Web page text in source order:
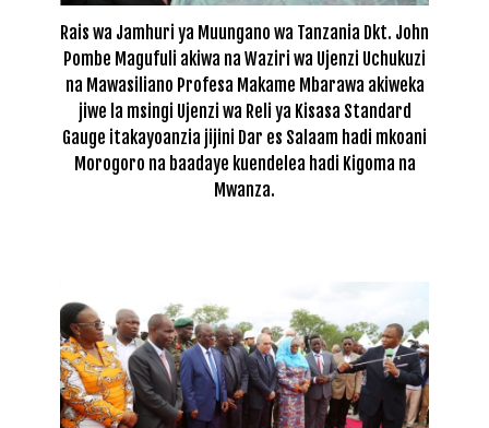
Rais wa Jamhuri ya Muungano wa Tanzania Dkt. John
Pombe Magufuli akiwa na Waziri wa Ujenzi Uchukuzi
na Mawasiliano Profesa Makame Mbarawa akiweka
jiwe la msingi Ujenzi wa Reli ya Kisasa Standard
Gauge itakayoanzia jijini Dar es Salaam hadi mkoani
Morogoro na baadaye kuendelea hadi Kigoma na
Mwanza.